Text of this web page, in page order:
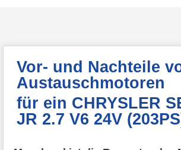
Vor- und Nachteile
Austauschmotoren
für ein CHRYSLER
JR 2.7 V6 24V